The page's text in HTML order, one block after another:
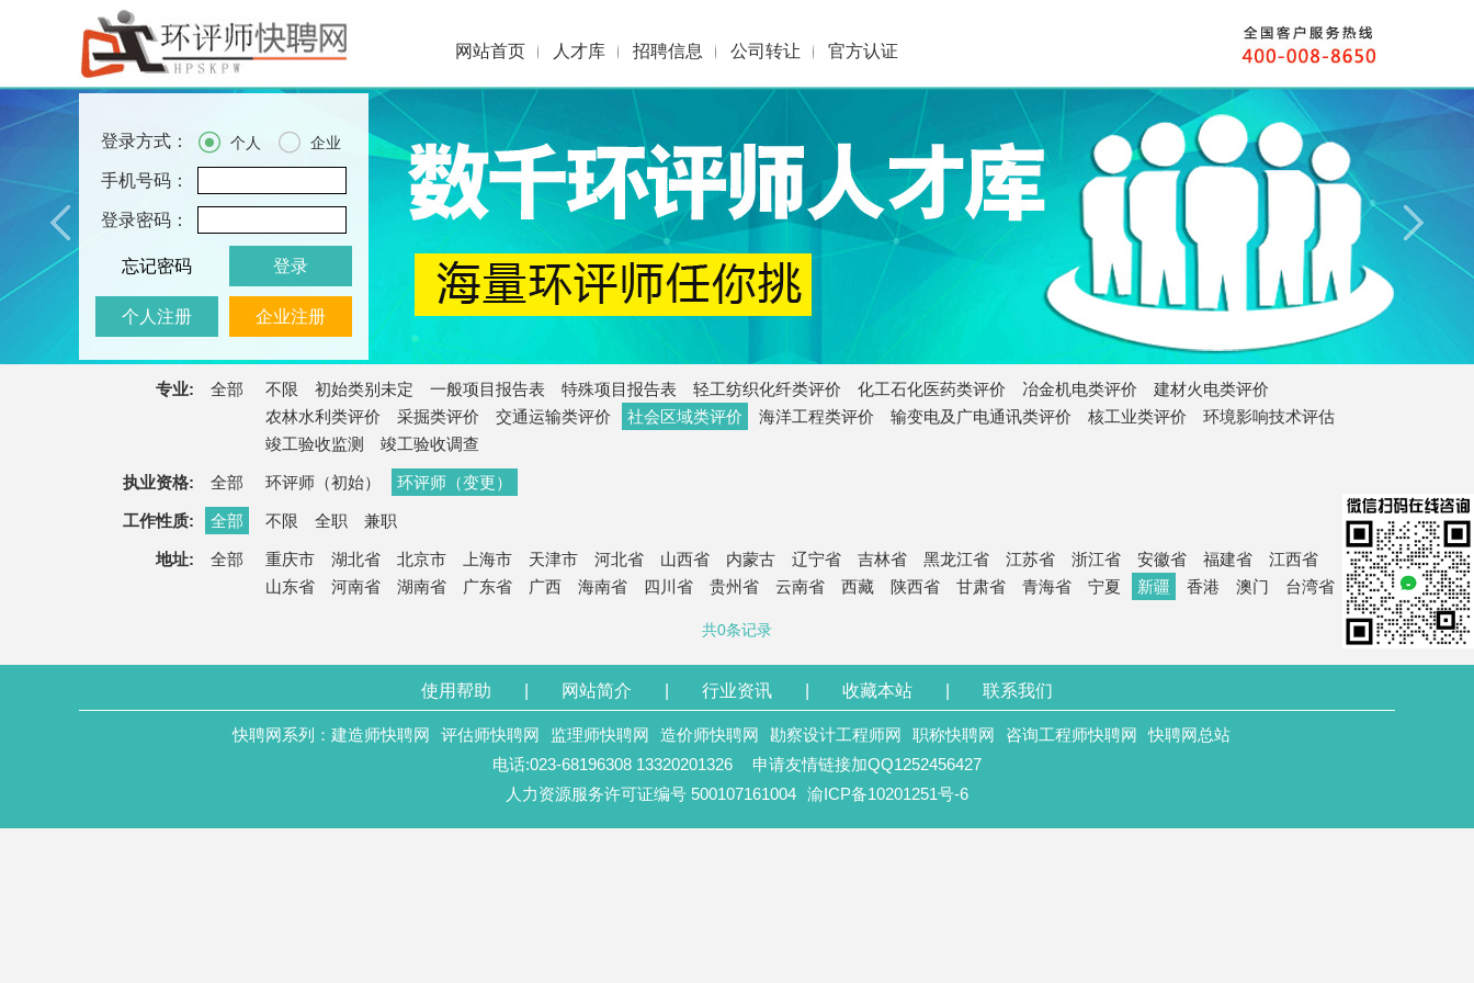
网站首页 人才库 招聘信息 公司转让 官方认证
登录方式：  个人  企业
手机号码：
登录密码：
忘记密码 登录
个人注册 企业注册
专业: 全部 不限 初始类别未定 一般项目报告表 特殊项目报告表 轻工纺织化纤类评价 化工石化医药类评价 冶金机电类评价
建材火电类评价
农林水利类评价
采掘类评价 交通运输类评价 社会区域类评价 海洋工程类评价 输变电及广电通讯类评价 核工业类评价
环境影响技术评估
竣工验收监测
竣工验收调查
执业资格: 全部 环评师（初始） 环评师（变更）
工作性质: 全部 不限 全职 兼职
地址: 全部 重庆市 湖北省 北京市 上海市 天津市 河北省 山西省 内蒙古 辽宁省 吉林省 黑龙江省 江苏省 浙江省 安徽省 福建省
江西省
山东省
河南省 湖南省 广东省 广西 海南省 四川省 贵州省 云南省 西藏 陕西省 甘肃省 青海省 宁夏 新疆 香港 澳门 台湾省
共0条记录
使用帮助 网站简介 行业资讯 收藏本站 联系我们
快聘网系列： 建造师快聘网 评估师快聘网 监理师快聘网 造价师快聘网 勘察设计工程师网 职称快聘网 咨询工程师快聘网
快聘网总站
电话:023-68196308 13320201326
申请友情链接加QQ1252456427
人力资源服务许可证编号 500107161004 渝ICP备10201251号-6